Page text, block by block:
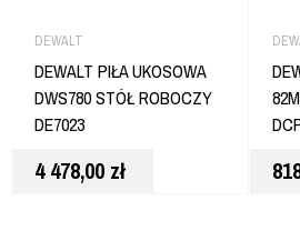
DEWALT
DEWALT PIŁA UKOSOWA
DWS780 STÓŁ ROBOCZY
DE7023
4 478,00 zł